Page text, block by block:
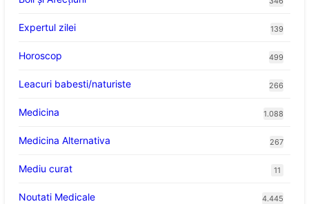
Expertul zilei 139
Horoscop 499
Leacuri babesti/naturiste 266
Medicina 1.088
Medicina Alternativa 267
Mediu curat 11
Noutati Medicale 4.445